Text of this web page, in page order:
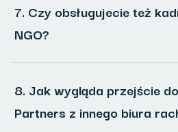
7. Czy obsługujecie też
NGO?
8. Jak wygląda przejście
Partners z innego biura